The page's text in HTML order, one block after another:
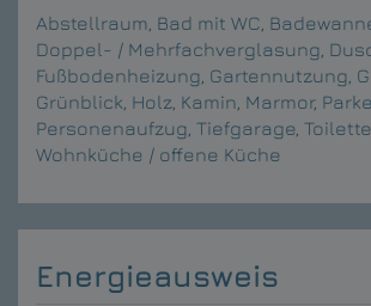
Abstellraum Bad mit WC
Doppel- / Mehrfachverglasung
Fußbodenheizung Gartennutzung
Grünblick Holz Kamin Marmor
Personenaufzug Tiefgarage Toilette
Wohnküche / offene Küche
Energieausweis